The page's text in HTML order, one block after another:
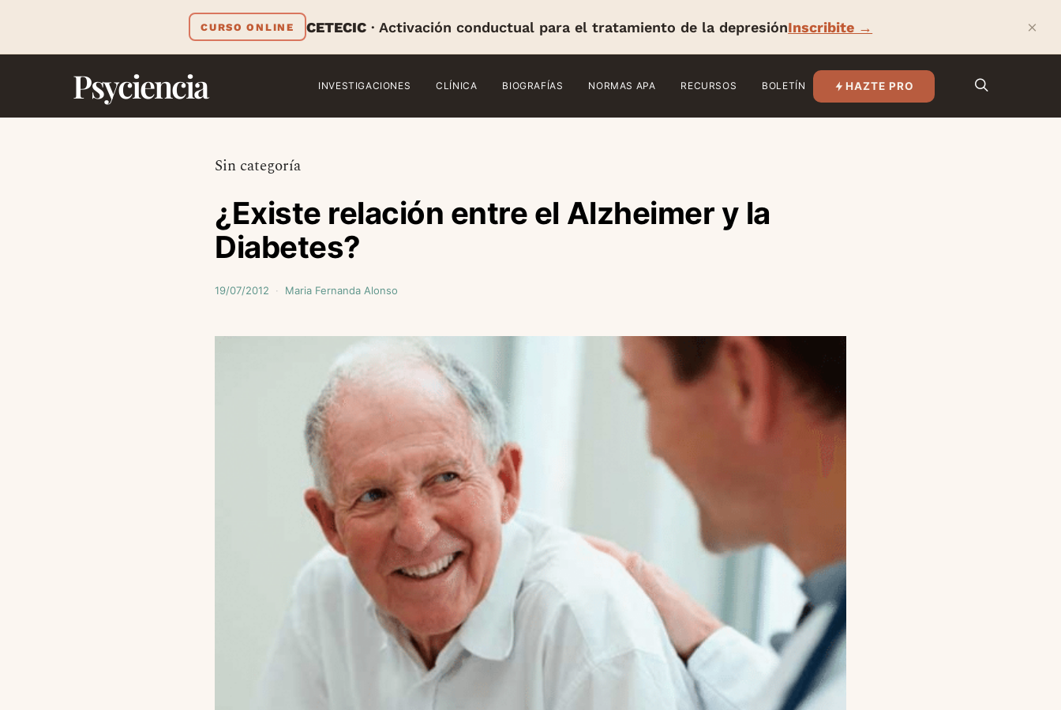
CURSO ONLINE CETECIC · Activación conductual para el tratamiento de la depresiónInscribite → ×
Psyciencia INVESTIGACIONES CLÍNICA BIOGRAFÍAS NORMAS APA RECURSOS BOLETÍN HAZTE PRO
Sin categoría
¿Existe relación entre el Alzheimer y la
Diabetes?
19/07/2012 Maria Fernanda Alonso